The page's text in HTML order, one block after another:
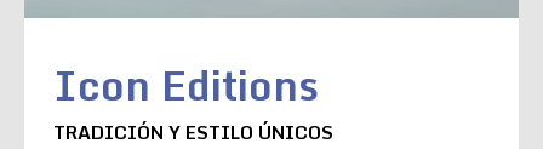
Icon Editions
TRADICIÓN Y ESTILO ÚNICOS